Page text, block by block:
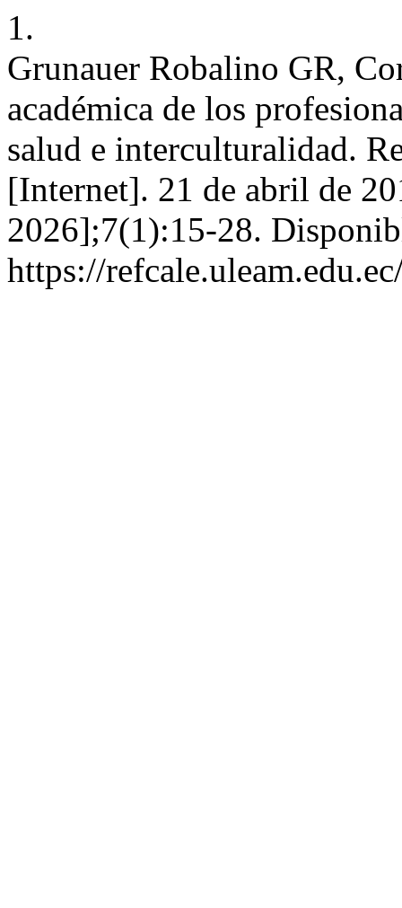
1.
Grunauer Robalino GR,
académica de los
salud e interculturalidad.
[Internet]. 21 de abril de
2026];7(1):15-28.
https://